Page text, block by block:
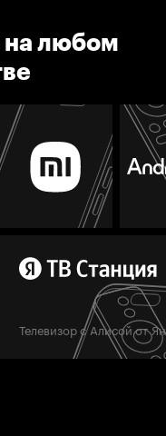
на любом
Телевизор с Алисой от